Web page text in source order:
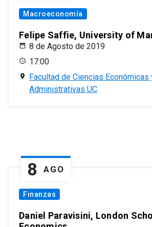
Macroeconomía
Felipe Saffie, University of
8 de Agosto de 2019
17:00
Facultad de Ciencias Económicas
Administrativas UC
8 AGO
Finanzas
Daniel Paravisini, London